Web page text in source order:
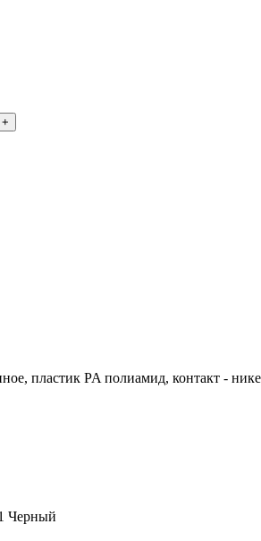
+
пластик PA полиамид, контакт -
Черный